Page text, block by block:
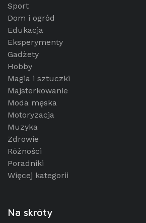
Sport
Dom i ogród
Edukacja
Eksperymenty
Gadżety
Hobby
Magia i sztuczki
Majsterkowanie
Moda męska
Motoryzacja
Muzyka
Zdrowie
Różności
Poradniki
Więcej kategorii
Na skróty